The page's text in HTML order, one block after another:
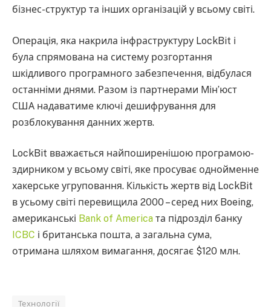
бізнес-структур та інших організацій у всьому світі.
Операція, яка накрила інфраструктуру LockBit і
була спрямована на систему розгортання
шкідливого програмного забезпечення, відбулася
останніми днями. Разом із партнерами Мін’юст
США надаватиме ключі дешифрування для
розблокування данних жертв.
LockBit вважається найпоширенішою програмою-
здирником у всьому світі, яке просуває однойменне
хакерське угруповання. Кількість жертв від LockBit
в усьому світі перевищила 2000 – серед них Boeing,
американські Bank of America та підрозділ банку
ICBC і британська пошта, а загальна сума,
отримана шляхом вимагання, досягає $120 млн.
Технології